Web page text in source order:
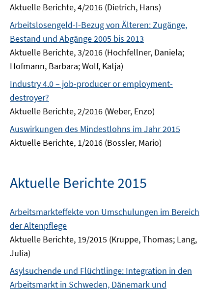
Aktuelle Berichte, 4/2016 (Dietrich, Hans)
Arbeitslosengeld-I-Bezug von Älteren: Zugänge,
Bestand und Abgänge 2005 bis 2013
Aktuelle Berichte, 3/2016 (Hochfellner, Daniela;
Hofmann, Barbara; Wolf, Katja)
Industry 4.0 – job-producer or employment-
destroyer?
Aktuelle Berichte, 2/2016 (Weber, Enzo)
Auswirkungen des Mindestlohns im Jahr 2015
Aktuelle Berichte, 1/2016 (Bossler, Mario)
Aktuelle Berichte 2015
Arbeitsmarkteffekte von Umschulungen im Bereich
der Altenpflege
Aktuelle Berichte, 19/2015 (Kruppe, Thomas; Lang,
Julia)
Asylsuchende und Flüchtlinge: Integration in den
Arbeitsmarkt in Schweden, Dänemark und